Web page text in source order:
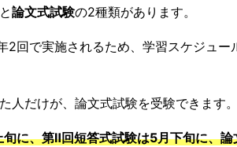
と論文式試験の2種類があります。
2回で実施されるため、学習スケジュー
だけが、論文式試験を受験できます。
旬に、第Ⅱ回短答式試験は5月下旬に、